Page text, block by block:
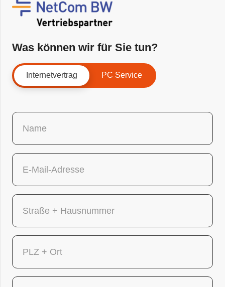
Was können wir für Sie tun?
Internetvertrag PC Service